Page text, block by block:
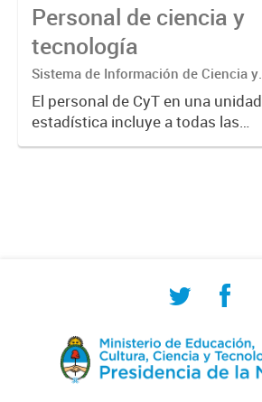
Personal de ciencia y
tecnología
Sistema de Información de Ciencia y
Tecnología Argentino (SICYTAR)
El personal de CyT en una unidad
estadística incluye a todas las
personas involucradas